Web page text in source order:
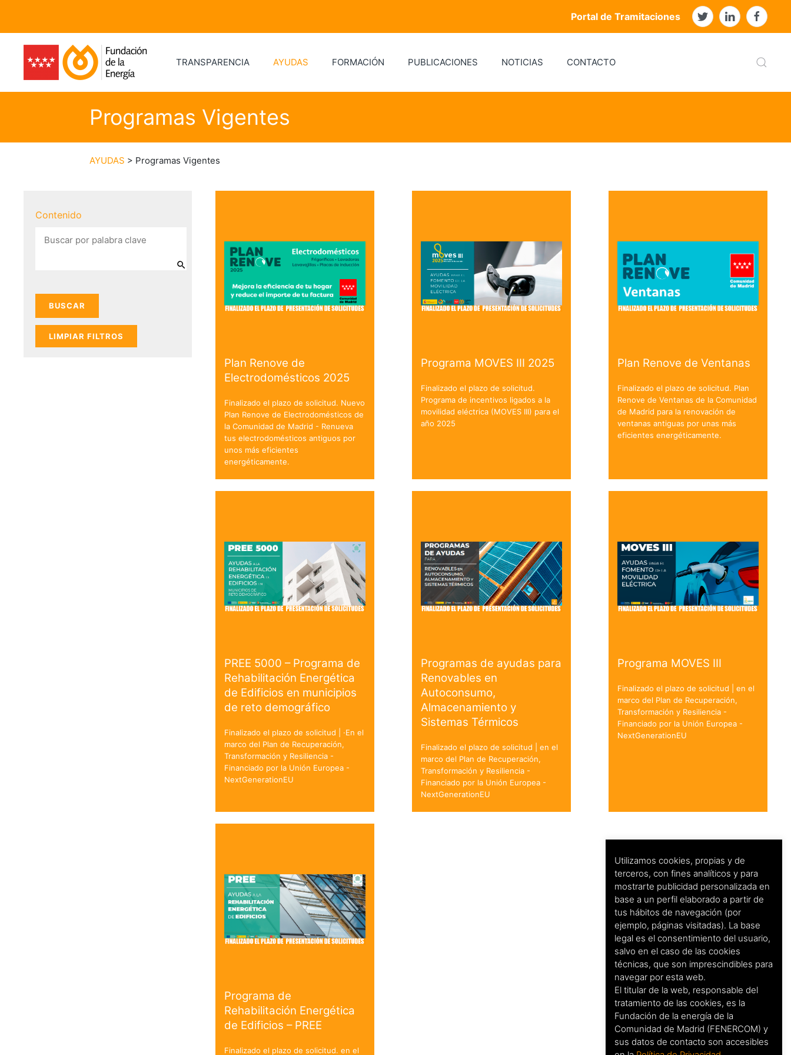
Portal de Tramitaciones
TRANSPARENCIA AYUDAS FORMACIÓN PUBLICACIONES NOTICIAS CONTACTO
Programas Vigentes
AYUDAS > Programas Vigentes
Contenido
LIMPIAR FILTROS
Plan Renove de
Electrodomésticos 2025
Finalizado el plazo de solicitud. Nuevo
Plan Renove de Electrodomésticos de
la Comunidad de Madrid - Renueva
tus electrodomésticos antiguos por
unos más eficientes
energéticamente.
Programa MOVES III 2025
Finalizado el plazo de solicitud.
Programa de incentivos ligados a la
movilidad eléctrica (MOVES III) para el
año 2025
Plan Renove de Ventanas
Finalizado el plazo de solicitud. Plan
Renove de Ventanas de la Comunidad
de Madrid para la renovación de
ventanas antiguas por unas más
eficientes energéticamente.
PREE 5000 – Programa de
Rehabilitación Energética
de Edificios en municipios
de reto demográfico
Finalizado el plazo de solicitud | ·En el
marco del Plan de Recuperación,
Transformación y Resiliencia -
Financiado por la Unión Europea -
NextGenerationEU
Programas de ayudas para
Renovables en
Autoconsumo,
Almacenamiento y
Sistemas Térmicos
Finalizado el plazo de solicitud | en el
marco del Plan de Recuperación,
Transformación y Resiliencia -
Financiado por la Unión Europea -
NextGenerationEU
Programa MOVES III
Finalizado el plazo de solicitud | en el
marco del Plan de Recuperación,
Transformación y Resiliencia -
Financiado por la Unión Europea -
NextGenerationEU
Programa de
Rehabilitación Energética
de Edificios – PREE
Finalizado el plazo de solicitud. en el
Utilizamos cookies, propias y de
terceros, con fines analíticos y para
mostrarte publicidad personalizada en
base a un perfil elaborado a partir de
tus hábitos de navegación (por
ejemplo, páginas visitadas). La base
legal es el consentimiento del usuario,
salvo en el caso de las cookies
técnicas, que son imprescindibles para
navegar por esta web.
El titular de la web, responsable del
tratamiento de las cookies, es la
Fundación de la energía de la
Comunidad de Madrid (FENERCOM) y
sus datos de contacto son accesibles